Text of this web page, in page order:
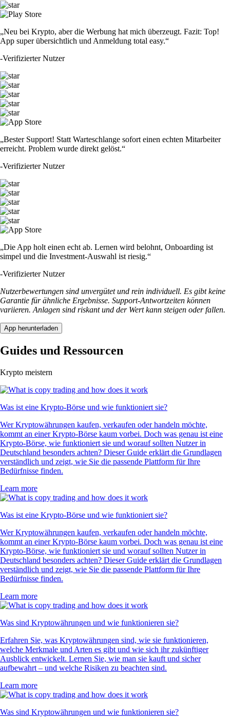
„Neu bei Krypto, aber die Werbung hat mich überzeugt. Fazit: Top!
App super übersichtlich und Anmeldung total easy.“
-Verifizierter Nutzer
„Bester Support! Statt Warteschlange sofort einen echten Mitarbeiter
erreicht. Problem wurde direkt gelöst.“
-Verifizierter Nutzer
„Die App holt einen echt ab. Lernen wird belohnt, Onboarding ist
simpel und die Investment-Auswahl ist riesig.“
-Verifizierter Nutzer
Nutzerbewertungen sind unvergütet und rein individuell. Es gibt keine
Garantie für ähnliche Ergebnisse. Support-Antwortzeiten können
variieren. Anlagen sind riskant und der Wert kann steigen oder fallen.
App herunterladen
Guides und Ressourcen
Krypto meistern
Was ist eine Krypto-Börse und wie funktioniert sie?
Wer Kryptowährungen kaufen, verkaufen oder handeln möchte,
kommt an einer Krypto-Börse kaum vorbei. Doch was genau ist eine
Krypto-Börse, wie funktioniert sie und worauf sollten Nutzer in
Deutschland besonders achten? Dieser Guide erklärt die Grundlagen
verständlich und zeigt, wie Sie die passende Plattform für Ihre
Bedürfnisse finden.
Learn more
Was ist eine Krypto-Börse und wie funktioniert sie?
Wer Kryptowährungen kaufen, verkaufen oder handeln möchte,
kommt an einer Krypto-Börse kaum vorbei. Doch was genau ist eine
Krypto-Börse, wie funktioniert sie und worauf sollten Nutzer in
Deutschland besonders achten? Dieser Guide erklärt die Grundlagen
verständlich und zeigt, wie Sie die passende Plattform für Ihre
Bedürfnisse finden.
Learn more
Was sind Kryptowährungen und wie funktionieren sie?
Erfahren Sie, was Kryptowährungen sind, wie sie funktionieren,
welche Merkmale und Arten es gibt und wie sich ihr zukünftiger
Ausblick entwickelt. Lernen Sie, wie man sie kauft und sicher
aufbewahrt – und welche Risiken zu beachten sind.
Learn more
Was sind Kryptowährungen und wie funktionieren sie?